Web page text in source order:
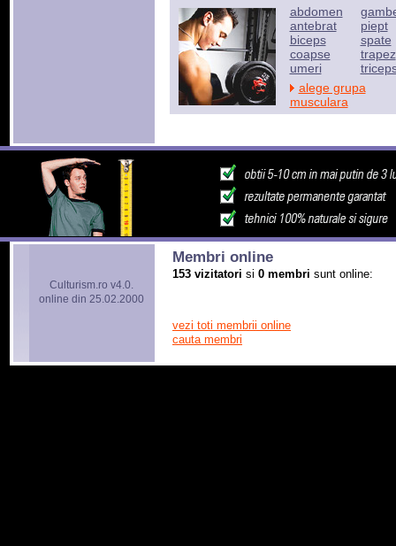
abdomen
antebrat
biceps
coapse
umeri
piept
spate
trapez
alege grupa
musculara
Culturism.ro v4.0.
online din 25.02.2000
Membri online
153 vizitatori si 0 membri sunt online:
vezi toti membrii online
cauta membri